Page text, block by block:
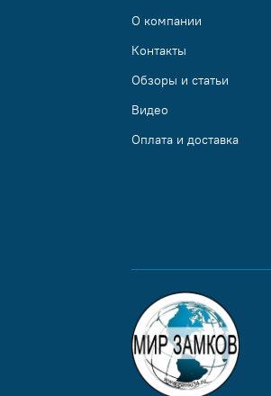
О компании
Контакты
Обзоры и статьи
Видео
Оплата и доставка